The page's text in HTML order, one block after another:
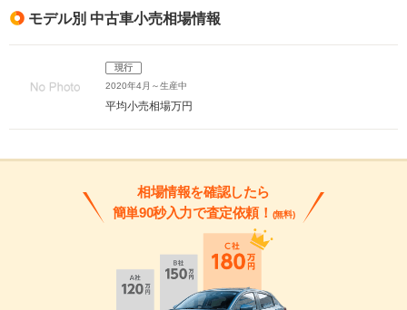
モデル別 中古車小売相場情報
現行
2020年4月～生産中
平均小売相場万円
相場情報を確認したら
簡単90秒入力で査定依頼！ (無料)